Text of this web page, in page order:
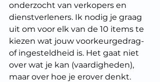
onderzocht van verkopers en
dienstverleners. Ik nodig je graag
uit om voor elk van de 10 items te
kiezen wat jouw voorkeurgedrag-
of ingesteldheid is. Het gaat niet
over wat je kan (vaardigheden),
maar over hoe je erover denkt.